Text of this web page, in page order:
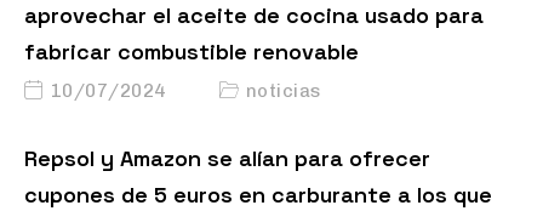
aprovechar el aceite de cocina usado para
fabricar combustible renovable
10/07/2024 noticias
Repsol y Amazon se alían para ofrecer
cupones de 5 euros en carburante a los que